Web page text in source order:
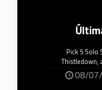
Pick 5 Solo
Thistledown,
08/